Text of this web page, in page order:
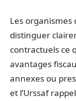
Les organismes
distinguer
contractuels ce
avantages
annexes ou
et l’Urssaf